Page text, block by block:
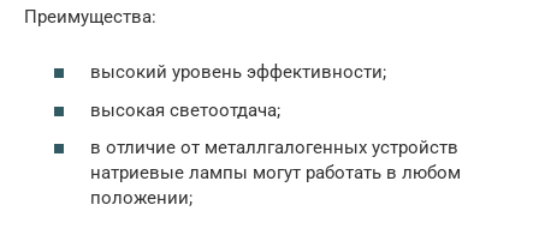
Преимущества:
высокий уровень эффективности;
высокая светоотдача;
в отличие от металлгалогенных устройств
натриевые лампы могут работать в любом
положении;